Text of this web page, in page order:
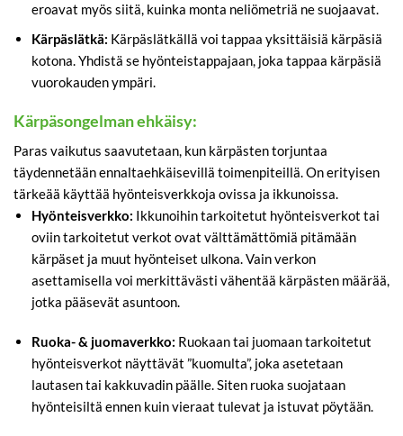
eroavat myös siitä, kuinka monta neliömetriä ne suojaavat.
Kärpäslätkä: Kärpäslätkällä voi tappaa yksittäisiä kärpäsiä
kotona. Yhdistä se hyönteistappajaan, joka tappaa kärpäsiä
vuorokauden ympäri.
Kärpäsongelman ehkäisy:
Paras vaikutus saavutetaan, kun kärpästen torjuntaa
täydennetään ennaltaehkäisevillä toimenpiteillä. On erityisen
tärkeää käyttää hyönteisverkkoja ovissa ja ikkunoissa.
Hyönteisverkko: Ikkunoihin tarkoitetut hyönteisverkot tai
oviin tarkoitetut verkot ovat välttämättömiä pitämään
kärpäset ja muut hyönteiset ulkona. Vain verkon
asettamisella voi merkittävästi vähentää kärpästen määrää,
jotka pääsevät asuntoon.
Ruoka- & juomaverkko: Ruokaan tai juomaan tarkoitetut
hyönteisverkot näyttävät ”kuomulta”, joka asetetaan
lautasen tai kakkuvadin päälle. Siten ruoka suojataan
hyönteisiltä ennen kuin vieraat tulevat ja istuvat pöytään.